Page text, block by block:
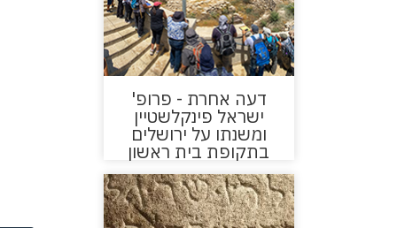
דעה אחרת - פרופ'
ישראל פינקלשטיין
ומשנתו על ירושלים
בתקופת בית ראשון